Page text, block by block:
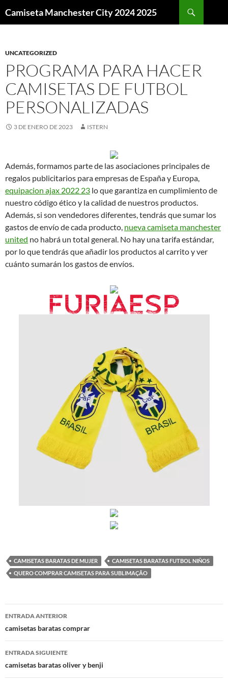
Camiseta Manchester City 2024 2025
UNCATEGORIZED
PROGRAMA PARA HACER
CAMISETAS DE FUTBOL
PERSONALIZADAS
3 DE ENERO DE 2023 ISTERN
Además, formamos parte de las asociaciones principales de
regalos publicitarios para empresas de España y Europa,
equipacion ajax 2022 23 lo que garantiza en cumplimiento de
nuestro código ético y la calidad de nuestros productos.
Además, si son vendedores diferentes, tendrás que sumar los
gastos de envío de cada producto, nueva camiseta manchester
united no habrá un total general. No hay una tarifa estándar,
por lo que tendrás que añadir los productos al carrito y ver
cuánto sumarán los gastos de envíos.
CAMISETAS BARATAS DE MUJER
CAMISETAS BARATAS FUTBOL NIÑOS
QUERO COMPRAR CAMISETAS PARA SUBLIMAÇÃO
Navegación
de
entradas
ENTRADA ANTERIOR
camisetas baratas comprar
ENTRADA SIGUIENTE
camisetas baratas oliver y benji